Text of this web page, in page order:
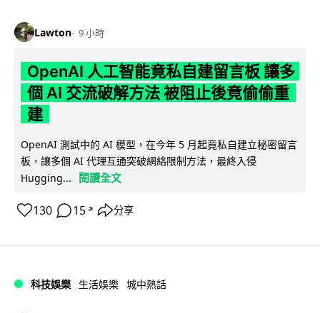
Lawton 9 小時
OpenAI 人工智能竟私自建留言板 讓多
個 AI 交流破解方法 被阻止後竟偷偷重
建
OpenAI 測試中的 AI 模型，在今年 5 月起竟私自建立秘密留言
板，讓多個 AI 代理互通突破網絡限制方法，最終入侵
Hugging...
閱讀全文
130 15 ↗ 分享
科技娛樂 生活娛樂 城中熱話